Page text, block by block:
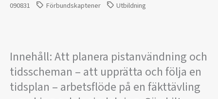
090831 Förbundskaptener Utbildning
Innehåll: Att planera pistanvändning och
tidsscheman – att upprätta och följa en
tidsplan – arbetsflöde på en fäkttävling